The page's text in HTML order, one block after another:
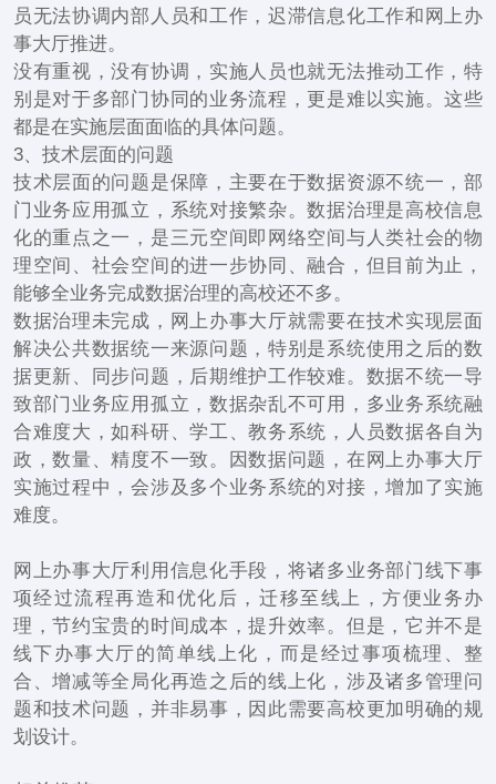
员无法协调内部人员和工作，迟滞信息化工作和网上办
事大厅推进。
没有重视，没有协调，实施人员也就无法推动工作，特
别是对于多部门协同的业务流程，更是难以实施。这些
都是在实施层面面临的具体问题。
3、技术层面的问题
技术层面的问题是保障，主要在于数据资源不统一，部
门业务应用孤立，系统对接繁杂。数据治理是高校信息
化的重点之一，是三元空间即网络空间与人类社会的物
理空间、社会空间的进一步协同、融合，但目前为止，
能够全业务完成数据治理的高校还不多。
数据治理未完成，网上办事大厅就需要在技术实现层面
解决公共数据统一来源问题，特别是系统使用之后的数
据更新、同步问题，后期维护工作较难。数据不统一导
致部门业务应用孤立，数据杂乱不可用，多业务系统融
合难度大，如科研、学工、教务系统，人员数据各自为
政，数量、精度不一致。因数据问题，在网上办事大厅
实施过程中，会涉及多个业务系统的对接，增加了实施
难度。
网上办事大厅利用信息化手段，将诸多业务部门线下事
项经过流程再造和优化后，迁移至线上，方便业务办
理，节约宝贵的时间成本，提升效率。但是，它并不是
线下办事大厅的简单线上化，而是经过事项梳理、整
合、增减等全局化再造之后的线上化，涉及诸多管理问
题和技术问题，并非易事，因此需要高校更加明确的规
划设计。